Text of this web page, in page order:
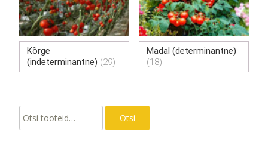
Kõrge
(indeterminantne) (29)
Madal (determinantne)
(18)
Otsi